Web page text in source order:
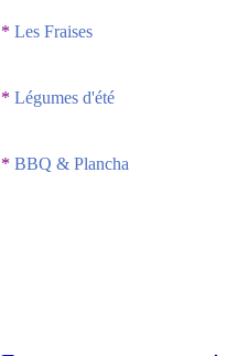
* Les Fraises
* Légumes d'été
* BBQ & Plancha